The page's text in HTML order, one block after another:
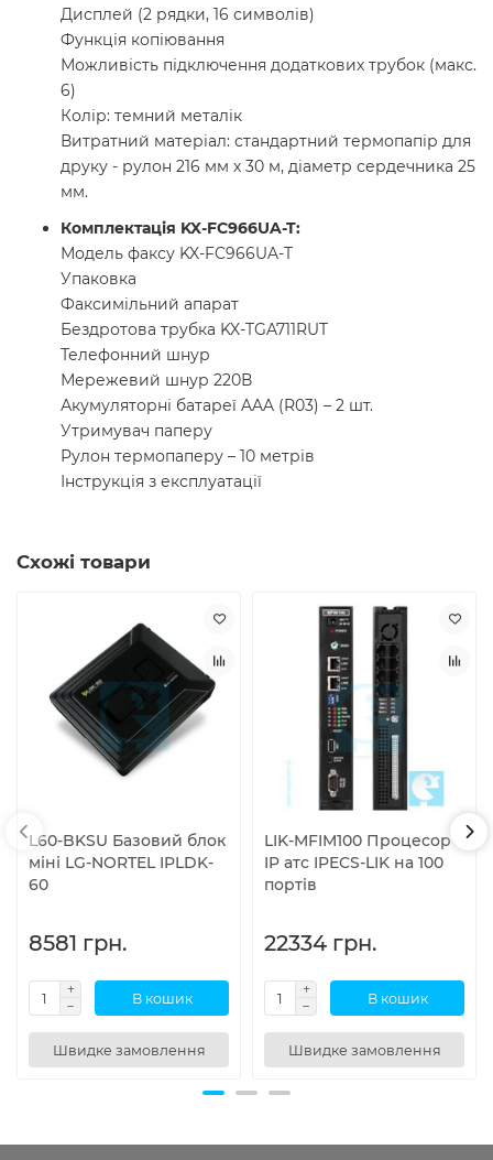
Дисплей (2 рядки, 16 символів)
Функція копіювання
Можливість підключення додаткових трубок (макс.
6)
Колір: темний металік
Витратний матеріал: стандартний термопапір для
друку - рулон 216 мм х 30 м, діаметр сердечника 25
мм.
Комплектація KX-FC966UA-T:
Модель факсу KX-FC966UA-T
Упаковка
Факсимільний апарат
Бездротова трубка KX-TGA711RUT
Телефонний шнур
Мережевий шнур 220В
Акумуляторні батареї AAA (R03) – 2 шт.
Утримувач паперу
Рулон термопаперу – 10 метрів
Інструкція з експлуатації
Схожі товари
L60-BKSU Базовий блок
міні LG-NORTEL IPLDK-
60
8581 грн.
В кошик
Швидке замовлення
LIK-MFIM100 Процесор
IP атс IPECS-LIK на 100
портів
22334 грн.
В кошик
Швидке замовлення